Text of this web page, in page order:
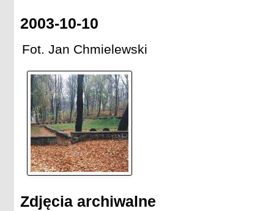
2003-10-10
Fot. Jan Chmielewski
Zdjęcia archiwalne